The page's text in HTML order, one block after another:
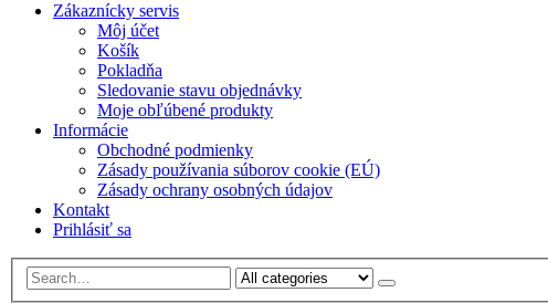
Zákaznícky servis
Môj účet
Košík
Pokladňa
Sledovanie stavu objednávky
Moje obľúbené produkty
Informácie
Obchodné podmienky
Zásady používania súborov cookie (EÚ)
Zásady ochrany osobných údajov
Kontakt
Prihlásiť sa